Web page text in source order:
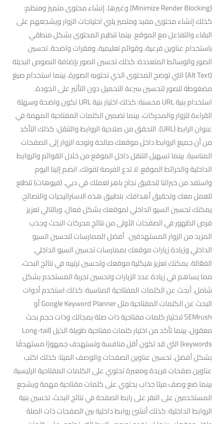
(Minimize Render Blocking) وغيرها. إنشاء محتوى متميز ومنظم:
كذلك إنشاء محتوى مفيد ومتميز يلبي احتياجات الزوار ويشجعهم على
البقاء والتفاعل مع الموقع. بينما تنظيم المحتوى بشكل منطقي
باستخدام عناوين فرعية، وقوائم تعليمية، وفقرات واضحة. تحسين
الصور والوسائط المتعددة: كذلك تحسين الصور بإضافة النصوص البديلة
(Alt Text) التي توضح المحتوى الذي تحتويه الصورة. بينما استخدام صيغ
مضغوطة للصور لتحسين سرعة التحميل دون التأثير على الجودة.
استخدام بنية URL محسنة: كذلك اختيار بنية URL تكون واضحة وسهلة
القراءة للزوار والمحركات. بينما تضمين الكلمات المفتاحية المهمة في
عنوان الرابط (URL). التحقق من صلاحية الروابط والتنقل: كذلك التأكد
من أن جميع الروابط داخل موقعك صالحة وتوجه الزوار إلى الصفحات
المناسبة. بينما تسهيل التنقل داخل الموقع من خلال القوائم والروابط
الداخلية والخرائط الموقع. لا تدع الفرصة تفوتك. انضم إلينا اليوم
واستفد من خبراتنا لتحقيق نجاح باهر لعملك في دبي. (فيوهات) تتطلع
للعمل معك وتحقيق أهدافك. بتطبيق هذه الاستراتيجيات والنصائح.
يمكنك تحسين السيو الداخلي لموقعك بشكل فعال. وبالتالي تعزيز
فرص الظهور في الصفحات الأولى من نتائج محركات البحث وجذب
المزيد من الزوار المستهدفين. أفضل الممارسات لتحسين السيو
الداخلي وزيادة زيارات موقعك بممارسات تحسين السيو الداخلي
الفعّالة. يمكنك تعزيز هيكلية موقعك وتحسين ترتيبه في نتائج البحث،
مما يساهم في زيادة عدد الزيارات وتحسين تجربة المستخدم بشكل
شامل. أبحث عن الكلمات المفتاحية المناسبة: كذلك استخدم أدوات
البحث عن الكلمات المفتاحية مثل Google Keyword Planner أو
SEMrush لاختيار كلمات مفتاحية ذات صلة بمجالك وذات حجم بحث
معقول. بينما تأكد من اختيار كلمات مفتاحية طويلة الذيل (Long-tail
keywords) التي قد تكون أقل منافسة وتستهدف جمهورًا مستهدفًا
بشكل أفضل. تحسين عناوين الصفحات والوصف الميتا: كذلك اكتب
عناوين صفحات فريدة ومعبرة تحتوي على الكلمات المفتاحية الرئيسية.
بينما ضع وصف ميتا جذاب يحتوي على كلمات مفتاحية مهمة ويشجع
المستخدمين على النقر على رابط الصفحة في نتائج البحث. تحسين بنية
الروابط الداخلية: كذلك أنشئ روابط داخلية بين الصفحات ذات الصلة